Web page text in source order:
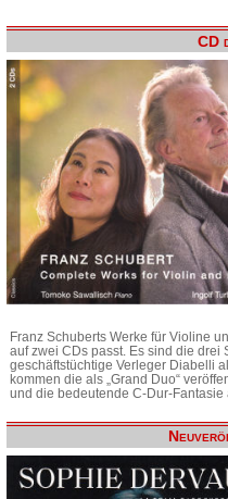
CD
Franz Schuberts Werke für Violine
auf zwei CDs passt. Es sind die
geschäftstüchtige Verleger Diabelli
kommen die als „Grand Duo“
und die bedeutende C-Dur-Fantasie